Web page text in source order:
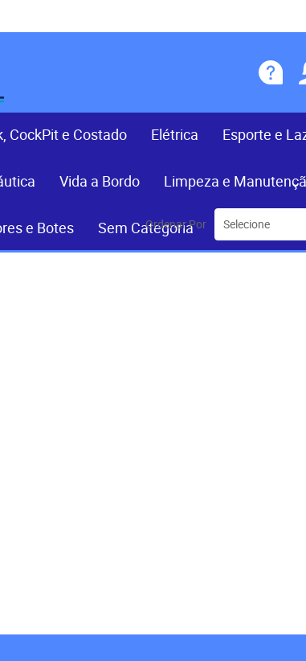
CockPit e Costado Elétrica Esporte e
Vida a Bordo Limpeza e
e Botes Sem Categoria
Ordenar Por Selecione